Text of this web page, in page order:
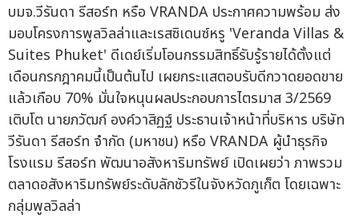
บมจ.วีรันดา รีสอร์ท หรือ VRANDA ประกาศความพร้อม ส่ง
มอบโครงการพูลวิลล่าและเรสซิเดนซ์หรู 'Veranda Villas &
Suites Phuket' ดีเดย์เริ่มโอนกรรมสิทธิ์รับรู้รายได้ตั้งแต่
เดือนกรกฎาคมนี้เป็นต้นไป เผยกระแสตอบรับดีกวาดยอดขาย
แล้วเกือบ 70% มั่นใจหนุนผลประกอบการไตรมาส 3/2569
เติบโต นายภวัฒก์ องค์วาสิฏฐ์ ประธานเจ้าหน้าที่บริหาร บริษัท
วีรันดา รีสอร์ท จำกัด (มหาชน) หรือ VRANDA ผู้นำธุรกิจ
โรงแรม รีสอร์ท พัฒนาอสังหาริมทรัพย์ เปิดเผยว่า ภาพรวม
ตลาดอสังหาริมทรัพย์ระดับลักชัวรีในจังหวัดภูเก็ต โดยเฉพาะ
กลุ่มพูลวิลล่า